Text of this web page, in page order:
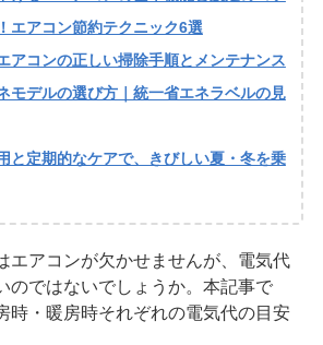
エアコン節約テクニック6選
アコンの正しい掃除手順とメンテナンス
モデルの選び方｜統一省エネラベルの見
と定期的なケアで、きびしい夏・冬を乗
エアコンが欠かせませんが、電気代
のではないでしょうか。本記事で
時・暖房時それぞれの電気代の目安